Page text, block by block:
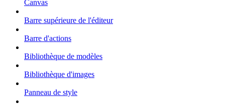
Canvas
Barre supérieure de l'éditeur
Barre d'actions
Bibliothèque de modèles
Bibliothèque d'images
Panneau de style